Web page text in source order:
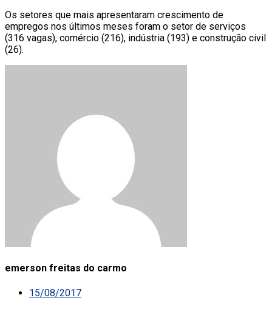
Os setores que mais apresentaram crescimento de
empregos nos últimos meses foram o setor de serviços
(316 vagas), comércio (216), indústria (193) e construção civil
(26).
emerson freitas do carmo
15/08/2017